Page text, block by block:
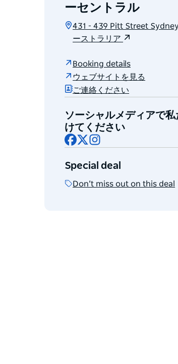
ーセントラル
431 - 439 Pitt Street
ーストラリア
Booking details
ウェブサイトを見る
ご連絡ください
ソーシャルメディアで
けてください
Facebook
X
Special deal
Don’t miss out on this deal